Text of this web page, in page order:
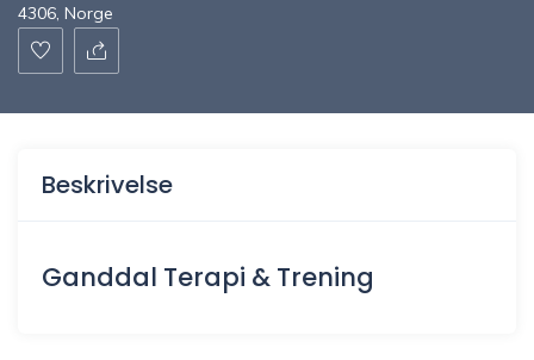
4306, Norge
Beskrivelse
Ganddal Terapi & Trening